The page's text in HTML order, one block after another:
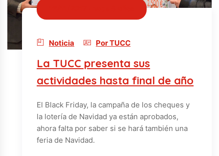
Noticia Por TUCC
La TUCC presenta sus
actividades hasta final de año
El Black Friday, la campaña de los cheques y
la lotería de Navidad ya están aprobados,
ahora falta por saber si se hará también una
feria de Navidad.